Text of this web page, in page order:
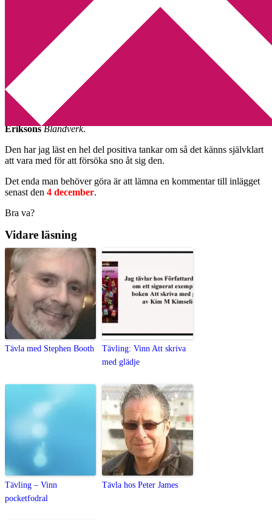
Utskriftscentralen
Min tv-blogg
You are here:Home Tävla om Bländverk
Tävla om Bländverk
2011-11-30 Annika
Bloggen
Sagan om sagorna
EriksonsBländverk.
Den har jag läst en hel del positiva tankar om så det känns självklart
att vara med för att försöka sno åt sig den.
Det enda man behöver göra är att lämna en kommentar till inlägget
senast den 4 december.
Bra va?
Vidare läsning
Tävla med Stephen Booth
Tävling: Vinn Att skriva
med glädje
Tävling – Vinn
pocketfodral
Tävla hos Peter James